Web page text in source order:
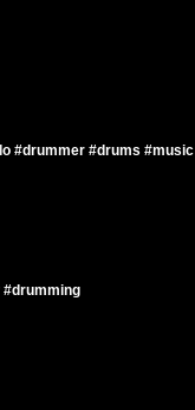
#drummer #drums #music
#drumming